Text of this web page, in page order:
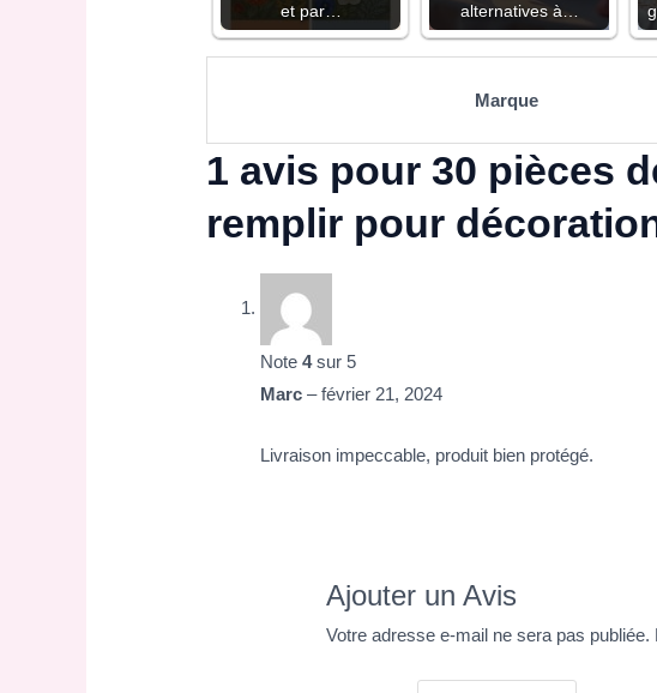
et par…
alternatives à…
Marque
1 avis pour 30 pièces
remplir pour
Note4sur 5
Marc– février 21, 2024
Livraison impeccable, produit bien protégé.
Ajouter un Avis
Votre adresse e-mail ne sera pas publiée.